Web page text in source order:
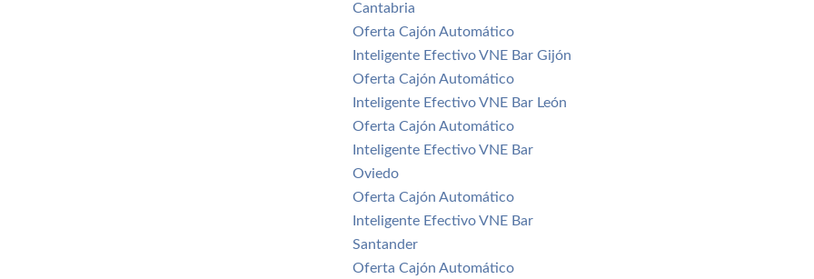
Cantabria
Oferta Cajón Automático
Inteligente Efectivo VNE Bar Gijón
Oferta Cajón Automático
Inteligente Efectivo VNE Bar León
Oferta Cajón Automático
Inteligente Efectivo VNE Bar
Oviedo
Oferta Cajón Automático
Inteligente Efectivo VNE Bar
Santander
Oferta Cajón Automático